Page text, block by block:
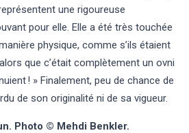
une rigoureuse
pour elle. Elle a été très touchée
physique, comme s’ils étaient
que c’était complètement un ovni
! » Finalement, peu de chance de
de son originalité ni de sa vigueur.
Photo © Mehdi Benkler.